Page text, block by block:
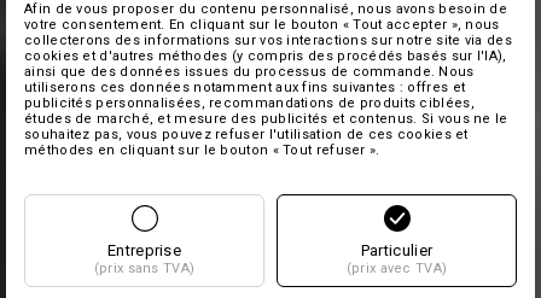
Afin de vous proposer du contenu personnalisé, nous avons besoin de
votre consentement. En cliquant sur le bouton « Tout accepter », nous
collecterons des informations sur vos interactions sur notre site via des
cookies et d'autres méthodes (y compris des procédés basés sur l'IA),
ainsi que des données issues du processus de commande. Nous
utiliserons ces données notamment aux fins suivantes : offres et
publicités personnalisées, recommandations de produits ciblées,
études de marché, et mesure des publicités et contenus. Si vous ne le
souhaitez pas, vous pouvez refuser l'utilisation de ces cookies et
méthodes en cliquant sur le bouton « Tout refuser ».
Entreprise
(prix sans TVA)
Particulier
(prix avec TVA)